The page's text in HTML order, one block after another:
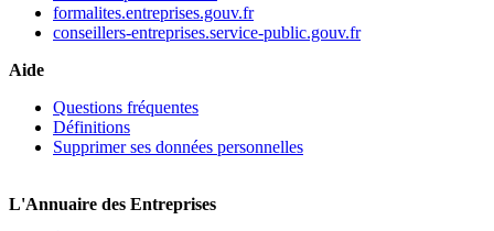
formalites.entreprises.gouv.fr
conseillers-entreprises.service-public.gouv.fr
Aide
Questions fréquentes
Définitions
Supprimer ses données personnelles
L'Annuaire des Entreprises